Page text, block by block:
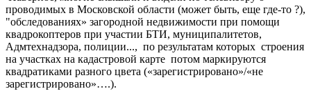
проводимых в Московской области (может быть, еще где-то ?),
"обследованиях» загородной недвижимости при помощи
квадрокоптеров при участии БТИ, муниципалитетов,
Адмтехнадзора, полиции..., по результатам которых строения
на участках на кадастровой карте потом маркируются
квадратиками разного цвета («зарегистрировано»/«не
зарегистрировано»….).